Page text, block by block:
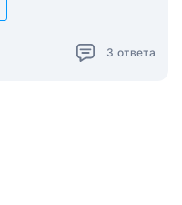
3 ответа